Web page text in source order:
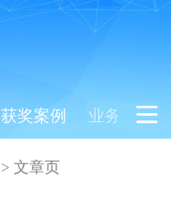
获奖案例 业务板块
> 文章页